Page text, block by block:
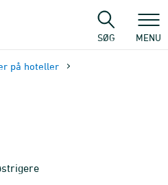
SØG MENU
på hoteller